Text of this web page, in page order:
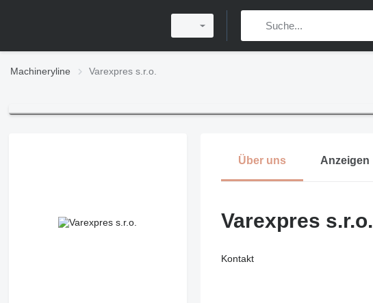
Machineryline Varexpres s.r.o.
Über uns Anzeigen
Varexpres s.r.o.
Kontakt